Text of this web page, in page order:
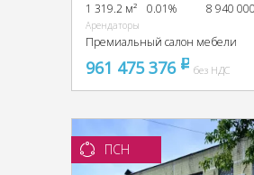
1 319.2 м² 0.01% 8 940
Арендаторы
Премиальный салон мебели
961 475 376 pуббез НДС
ПСН